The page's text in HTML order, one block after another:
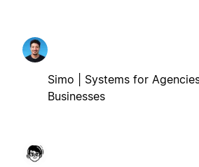
Simo | Systems for
Businesses